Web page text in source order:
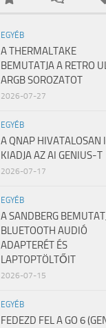
EGYÉB
A THERMALTAKE
BEMUTATJA A RETRO
ARGB SOROZATOT
2026-07-27
EGYÉB
A QNAP HIVATALOSAN
KIADJA AZ AI GENIUS-T
2026-07-17
EGYÉB
A SANDBERG
BLUETOOTH AUDIÓ
ADAPTERÉT ÉS
LAPTOPTÖLTŐIT
2026-07-15
EGYÉB
FEDEZD FEL A GO 6